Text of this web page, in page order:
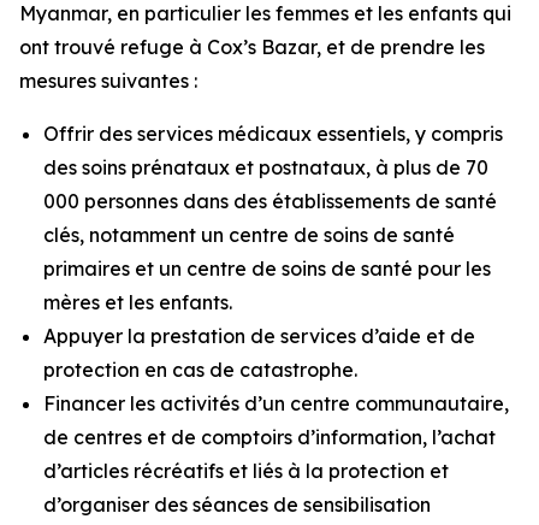
Myanmar, en particulier les femmes et les enfants qui
ont trouvé refuge à Cox’s Bazar, et de prendre les
mesures suivantes :
Offrir des services médicaux essentiels, y compris
des soins prénataux et postnataux, à plus de 70
000 personnes dans des établissements de santé
clés, notamment un centre de soins de santé
primaires et un centre de soins de santé pour les
mères et les enfants.
Appuyer la prestation de services d’aide et de
protection en cas de catastrophe.
Financer les activités d’un centre communautaire,
de centres et de comptoirs d’information, l’achat
d’articles récréatifs et liés à la protection et
d’organiser des séances de sensibilisation